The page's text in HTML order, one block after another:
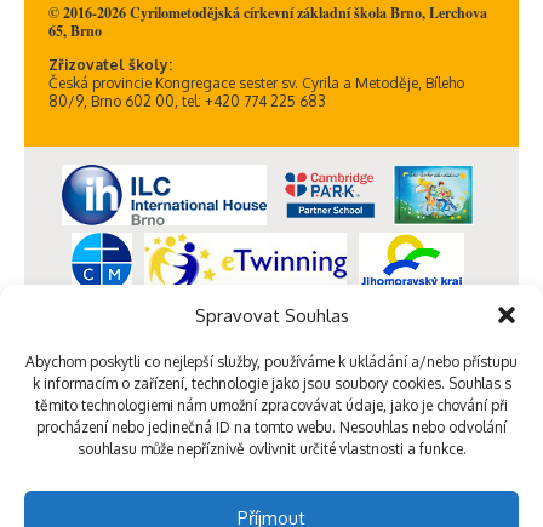
Spravovat Souhlas
Abychom poskytli co nejlepší služby, používáme k ukládání a/nebo přístupu
k informacím o zařízení, technologie jako jsou soubory cookies. Souhlas s
těmito technologiemi nám umožní zpracovávat údaje, jako je chování při
procházení nebo jedinečná ID na tomto webu. Nesouhlas nebo odvolání
souhlasu může nepříznivě ovlivnit určité vlastnosti a funkce.
Příjmout
© 2016-2026 Cyrilometodějská církevní základní škola Brno, Lerchova
65, Brno
Zřizovatel školy:
Česká provincie Kongregace sester sv. Cyrila a Metoděje, Bíleho
80/9, Brno 602 00, tel: +420 774 225 683